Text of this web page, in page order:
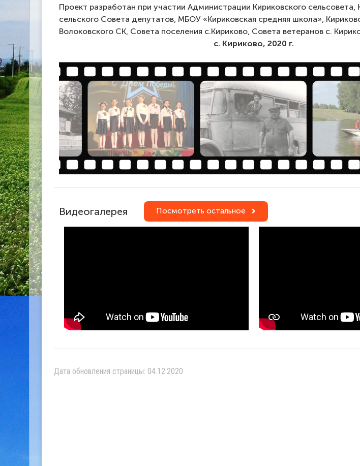
Проект разработан при участии Администрации Кириковского сельсовета,
сельского Совета депутатов, МБОУ «Кириковская средняя школа»,
Волоковского СК, Совета поселения с.Кириково, Совета ветеранов с.
с. Кириково, 2020 г.
Видеогалерея Посмотреть остальное
Дата обновления страницы: 04.12.2020